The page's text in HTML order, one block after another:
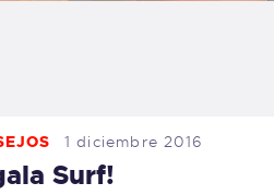
1 diciembre 2016
Surf!